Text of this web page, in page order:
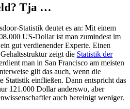
Tja …
Statistik deutet es an: Mit einem
US-Dollar ist man zumindest im
gut verdienender Experte. Einen
zeigt die Statistik der
man in San Francisco am meisten
gilt das auch, wenn die
Statistik einfließen. Dann entspricht das
121.000 Dollar anderswo, aber
auch bereinigt weniger.